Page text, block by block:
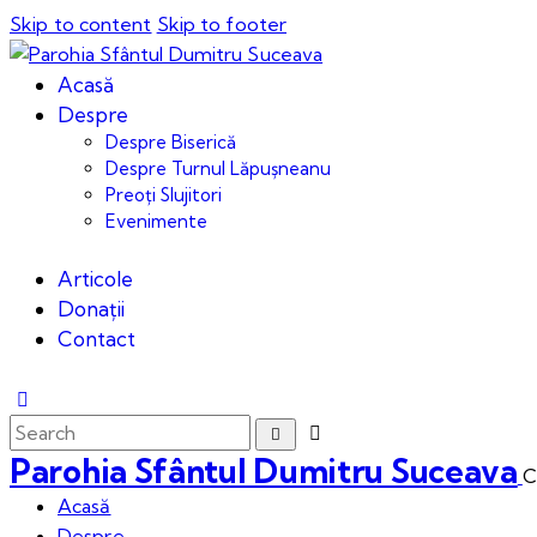
Skip to content Skip to footer
Acasă
Despre
Despre Biserică
Despre Turnul Lăpușneanu
Preoți Slujitori
Evenimente
Articole
Donații
Contact
Parohia Sfântul Dumitru Suceava
Acasă